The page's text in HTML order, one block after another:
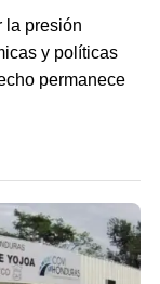
la presión
y políticas
permanece